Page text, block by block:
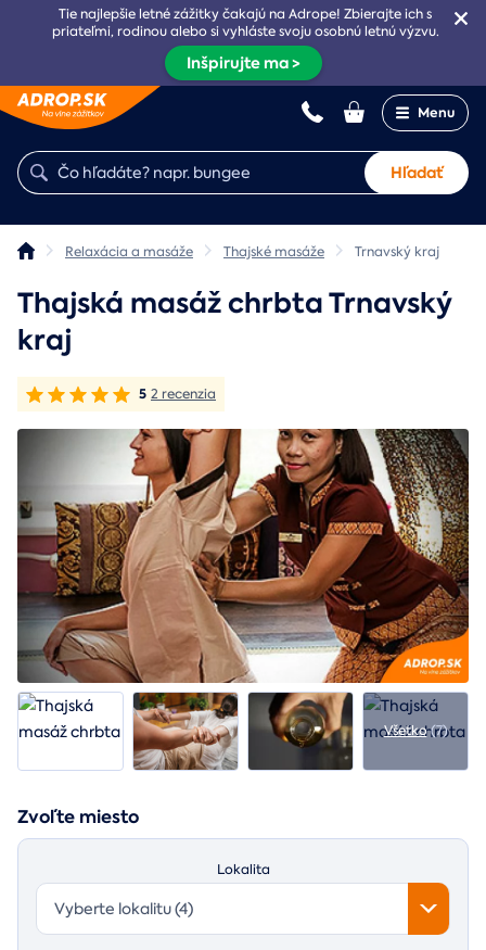
Tie najlepšie letné zážitky čakajú na Adrope! Zbierajte ich s
priateľmi, rodinou alebo si vyhláste svoju osobnú letnú výzvu.
Inšpirujte ma >
Menu
Hľadať
Relaxácia a masáže Thajské masáže Trnavský kraj
Thajská masáž chrbta Trnavský
kraj
5 2 recenzia
Všetko(7)
Zvoľte miesto
Lokalita
Vyberte lokalitu (4)